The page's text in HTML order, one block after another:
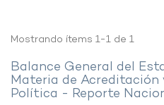
Mostrando ítems 1-1 de 1
Balance General del
Materia de Acreditación
Política - Reporte